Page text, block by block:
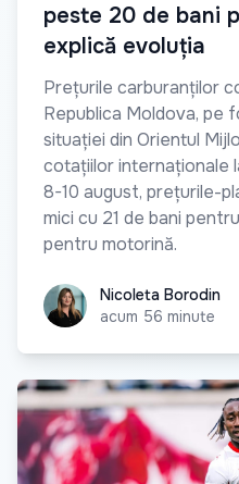
peste 20 de bani
explică evoluția
Prețurile carburanților
Republica Moldova, pe
situației din Orientul
cotațiilor internaționale
8-10 august, prețurile-
mici cu 21 de bani
pentru motorină.
Nicoleta Borodin
Nicoleta Borodin
acum 56 minute